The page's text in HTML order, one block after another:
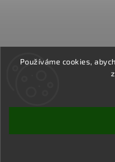
Používáme cookies,